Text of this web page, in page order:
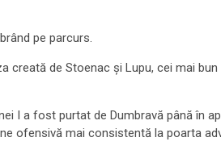
pe parcurs.
de Stoenac şi Lupu, cei mai
I a fost purtat de Dumbravă până în
ofensivă mai consistentă la poarta